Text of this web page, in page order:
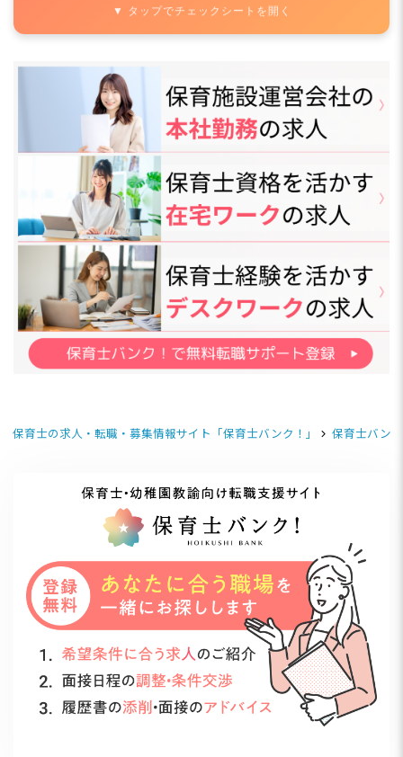
▼ タップでチェックシートを開く
保育士の求人・転職・募集情報サイト「保育士バンク！」 保育士バン